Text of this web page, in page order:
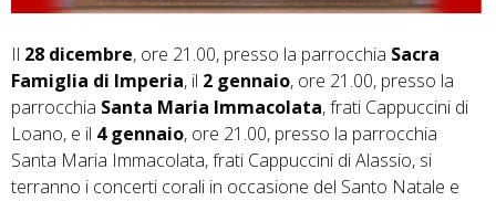
Il 28 dicembre, ore 21.00, presso la parrocchia Sacra
Famiglia di Imperia, il 2 gennaio, ore 21.00, presso la
parrocchia Santa Maria Immacolata, frati Cappuccini di
Loano, e il 4 gennaio, ore 21.00, presso la parrocchia
Santa Maria Immacolata, frati Cappuccini di Alassio, si
terranno i concerti corali in occasione del Santo Natale e